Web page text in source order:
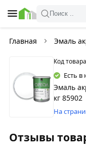
Поиск ..
Главная Эмаль
Код
Есть
Эмаль
кг 85902
На
Отзывы